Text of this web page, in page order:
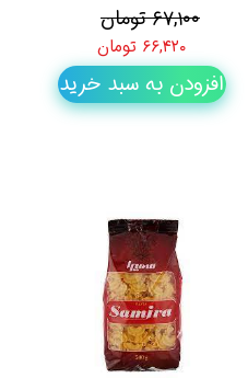
۶۷,۱۰۰ تومان
۶۶,۴۲۰ تومان
افزودن به سبد خرید